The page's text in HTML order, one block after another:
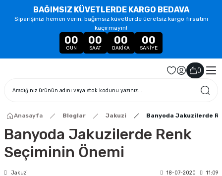
BAĞIMSIZ KÜVETLERDE KARGO BEDAVA
Siparişinizi hemen verin, bağımsız küvetlerde ücretsiz kargo fırsatını
kaçırmayın!
00
GÜN
00
SAAT
00
DAKIKA
00
SANIYE
()
Anasayfa Bloglar Jakuzi Banyoda Jakuzilerde
Banyoda Jakuzilerde Renk
Seçiminin Önemi
Jakuzi 18-07-2020 11:09